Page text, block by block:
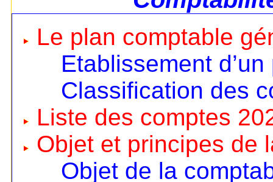
Le plan comptable
Etablissement
Classification des
Liste des comptes
Objet et principes de
Objet de la